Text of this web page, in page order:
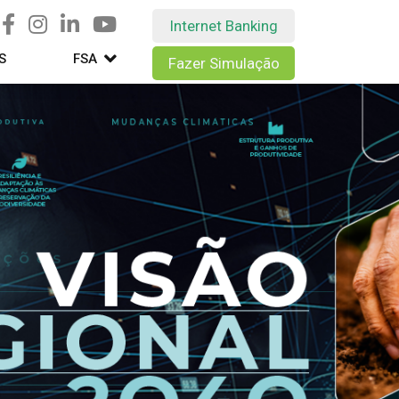
FSA
Internet Banking
Fazer Simulação